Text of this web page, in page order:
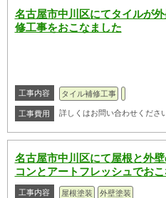
名古屋市中川区にてタイルが
修工事をおこなました
工事内容 タイル補修工事
工事費用 詳しくはお問い合わせくださ
名古屋市中川区にて屋根と外
コンとアートフレッシュでお
工事内容 屋根塗装 外壁塗装